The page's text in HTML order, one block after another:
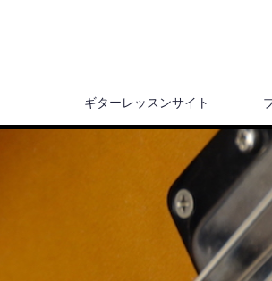
ギターレッスンサイト